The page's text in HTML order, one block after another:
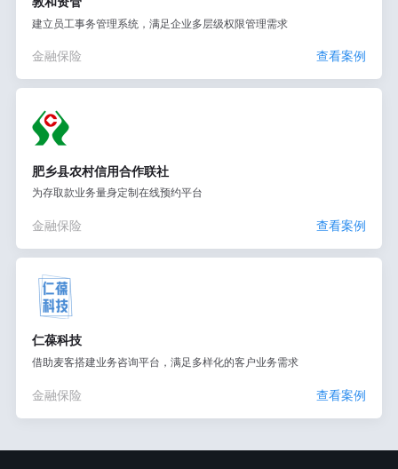
建立员工事务管理系统，满足企业多层级权限管理需求
金融保险 查看案例
肥乡县农村信用合作联社
为存取款业务量身定制在线预约平台
金融保险 查看案例
仁葆科技
借助麦客搭建业务咨询平台，满足多样化的客户业务需求
金融保险 查看案例